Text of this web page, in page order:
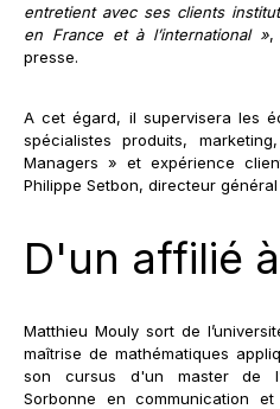
entretient avec ses clients
en France et à l’international »,
presse.
A cet égard, il supervisera les
spécialistes produits,
Managers » et expérience
Philippe Setbon, directeur
D'un affilié
Matthieu Mouly sort de
maîtrise de mathématiques
son cursus d'un master de
Sorbonne en communication